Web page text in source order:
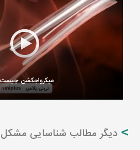
میکرواجکشن
دیگر مطالب شناسایی مشکل